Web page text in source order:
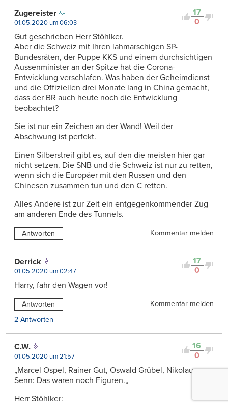
17
0
Zugereister
01.05.2020 um 06:03
Gut geschrieben Herr Stöhlker.
Aber die Schweiz mit Ihren lahmarschigen SP-
Bundesräten, der Puppe KKS und einem durchsichtigen
Aussenminister an der Spitze hat die Corona-
Entwicklung verschlafen. Was haben der Geheimdienst
und die Offiziellen drei Monate lang in China gemacht,
dass der BR auch heute noch die Entwicklung
beobachtet?
Sie ist nur ein Zeichen an der Wand! Weil der
Abschwung ist perfekt.
Einen Silberstreif gibt es, auf den die meisten hier gar
nicht setzen. Die SNB und die Schweiz ist nur zu retten,
wenn sich die Europäer mit den Russen und den
Chinesen zusammen tun und den € retten.
Alles Andere ist zur Zeit ein entgegenkommender Zug
am anderen Ende des Tunnels.
Antworten Kommentar melden
17
0
Derrick
01.05.2020 um 02:47
Harry, fahr den Wagen vor!
Antworten
Kommentar melden
2 Antworten
16
0
C.W.
01.05.2020 um 21:57
„Marcel Ospel, Rainer Gut, Oswald Grübel, Nikolaus
Senn: Das waren noch Figuren.„
Herr Stöhlker: